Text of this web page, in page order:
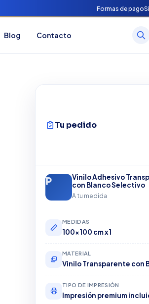
Formas de pago
Blog Contacto
Tu pedido
Vinilo Adhesivo
con Blanco Selectivo
A tu medida
MEDIDAS
100x100 cm x1
MATERIAL
Vinilo Transparente con
TIPO DE IMPRESIÓN
Impresión premium